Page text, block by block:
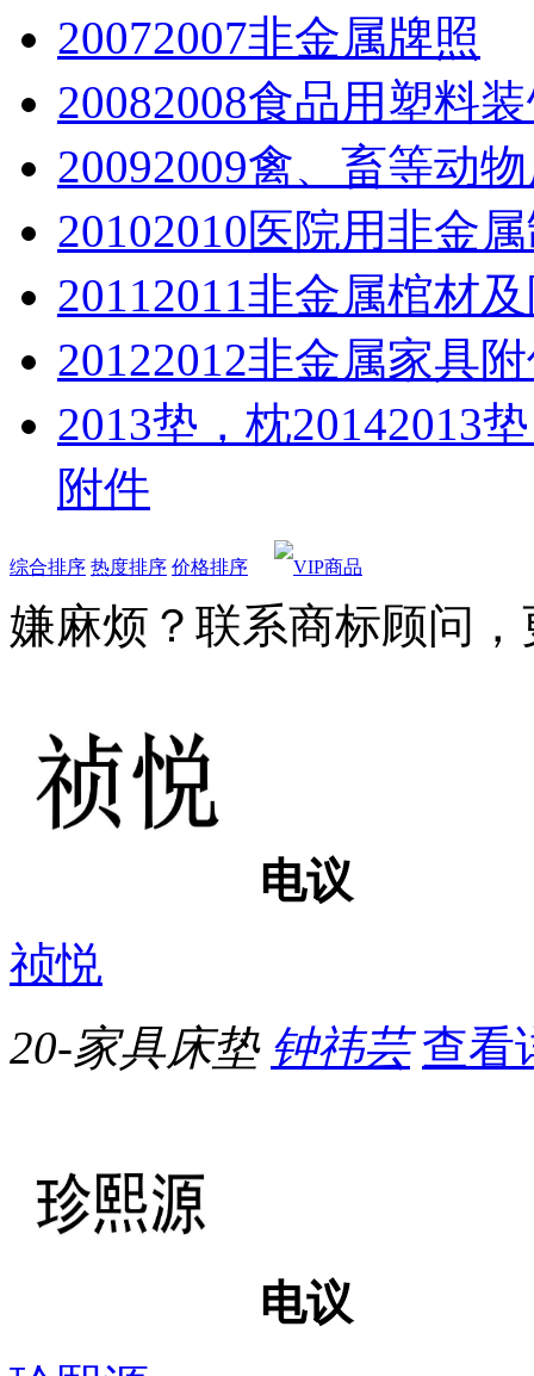
20072007非金属牌照
20082008食品用塑料
20092009禽、畜等动
20102010医院用非金
20112011非金属棺材
20122012非金属家具
2013垫，枕20142013
附件
综合排序 热度排序 价格排序
嫌麻烦？联系商标顾问
电议
祯悦
20-家具床垫 钟祎芸 查看
电议